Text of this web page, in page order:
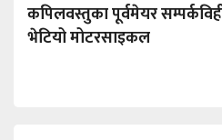
कपिलवस्तुका पूर्वमेयर
भेटियो मोटरसाइकल